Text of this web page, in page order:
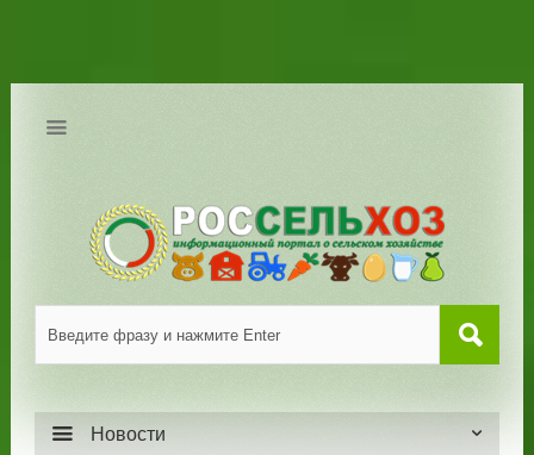
Новости